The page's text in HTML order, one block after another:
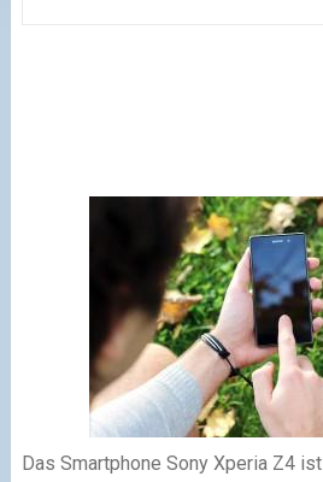
Das Smartphone Sony Xperia Z4